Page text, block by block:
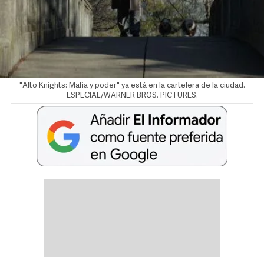
"Alto Knights: Mafia y poder" ya está en la cartelera de la ciudad.
ESPECIAL/WARNER BROS. PICTURES.